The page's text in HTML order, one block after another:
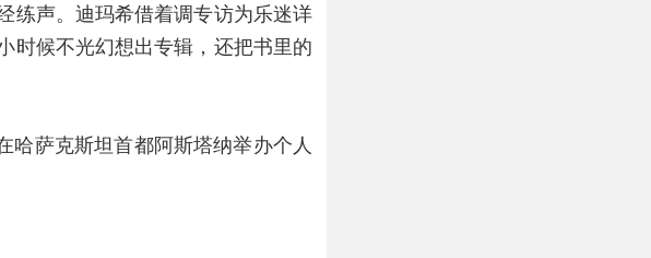
练声。迪玛希借着调专访为乐迷详
时候不光幻想出专辑，还把书里的
萨克斯坦首都阿斯塔纳举办个人